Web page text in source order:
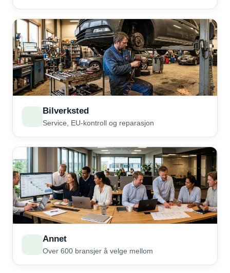
Bilverksted
Service, EU-kontroll og reparasjon
Annet
Over 600 bransjer å velge mellom